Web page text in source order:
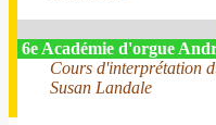
6e Académie d'orgue
Cours d'interprétation
Susan Landale